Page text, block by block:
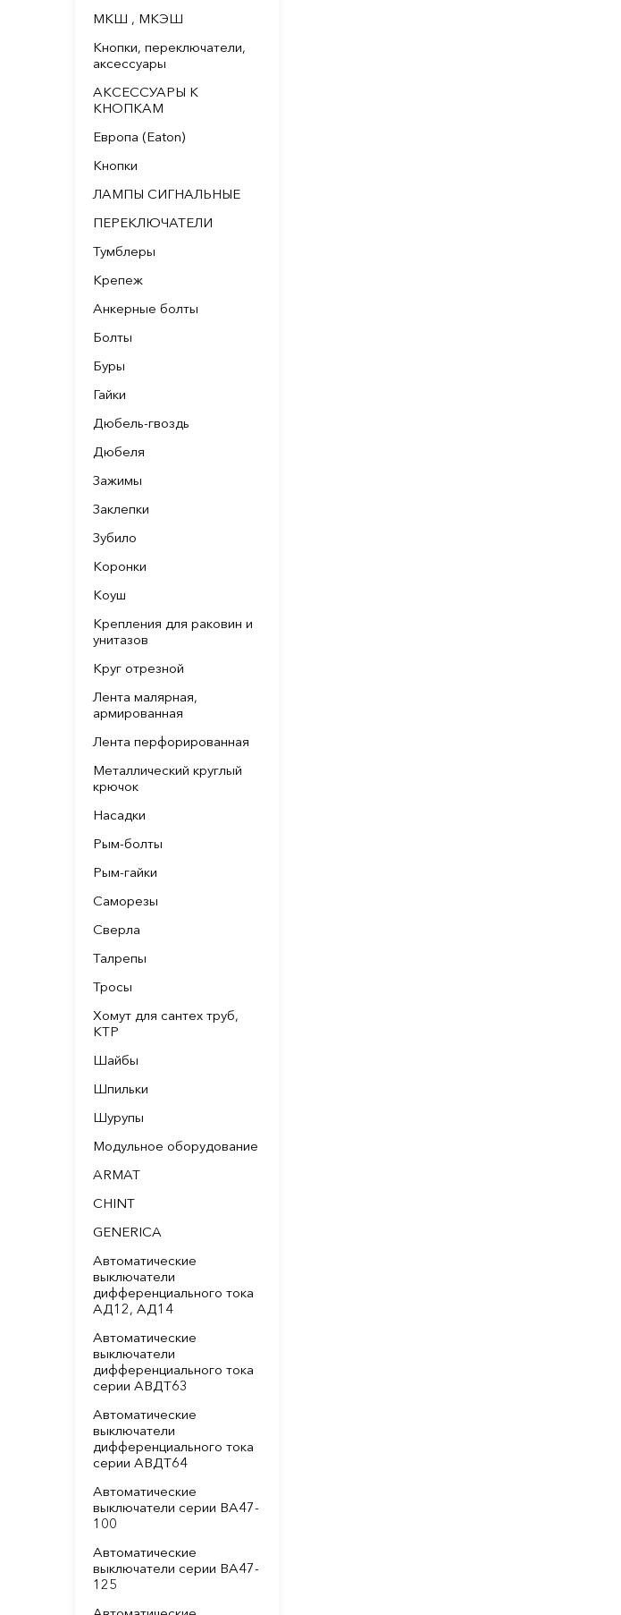
МКШ , МКЭШ
Кнопки, переключатели,
аксессуары
АКСЕССУАРЫ К
КНОПКАМ
Европа (Eaton)
Кнопки
ЛАМПЫ СИГНАЛЬНЫЕ
ПЕРЕКЛЮЧАТЕЛИ
Тумблеры
Крепеж
Анкерные болты
Болты
Буры
Гайки
Дюбель-гвоздь
Дюбеля
Зажимы
Заклепки
Зубило
Коронки
Коуш
Крепления для раковин и
унитазов
Круг отрезной
Лента малярная,
армированная
Лента перфорированная
Металлический круглый
крючок
Насадки
Рым-болты
Рым-гайки
Саморезы
Сверла
Талрепы
Тросы
Хомут для сантех труб,
КТР
Шайбы
Шпильки
Шурупы
Модульное оборудование
ARMAT
CHINT
GENERICA
Автоматические
выключатели
дифференциального тока
АД12, АД14
Автоматические
выключатели
дифференциального тока
серии АВДТ63
Автоматические
выключатели
дифференциального тока
серии АВДТ64
Автоматические
выключатели серии ВА47-
100
Автоматические
выключатели серии ВА47-
125